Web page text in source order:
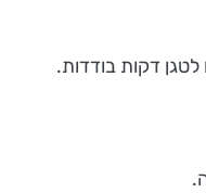
דקות בודדות.